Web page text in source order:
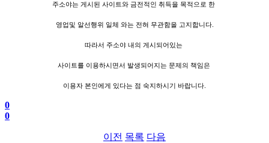
주소야는 게시된 사이트와 금전적인 취득을 목적으로 한
영업및 알선행위 일체 와는 전혀 무관함을 고지합니다.
따라서 주소야 내의 게시되어있는
사이트를 이용하시면서 발생되어지는 문제의 책임은
이용자 본인에게 있다는 점 숙지하시기 바랍니다.
0
0
이전 목록 다음